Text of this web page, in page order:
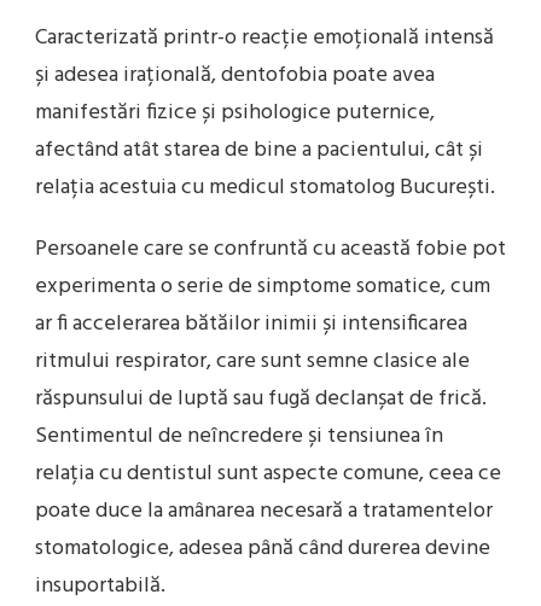
Caracterizată printr-o reacție emoțională intensă
și adesea irațională, dentofobia poate avea
manifestări fizice și psihologice puternice,
afectând atât starea de bine a pacientului, cât și
relația acestuia cu medicul stomatolog București.
Persoanele care se confruntă cu această fobie pot
experimenta o serie de simptome somatice, cum
ar fi accelerarea bătăilor inimii și intensificarea
ritmului respirator, care sunt semne clasice ale
răspunsului de luptă sau fugă declanșat de frică.
Sentimentul de neîncredere și tensiunea în
relația cu dentistul sunt aspecte comune, ceea ce
poate duce la amânarea necesară a tratamentelor
stomatologice, adesea până când durerea devine
insuportabilă.